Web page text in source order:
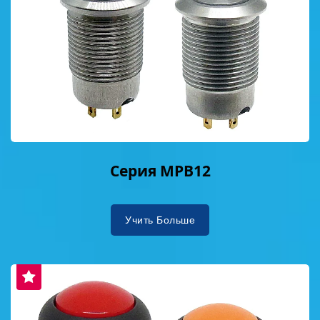
момента своего основания в 1997 году,
DAILYWELL Electronics стремится стать
мировым лидером в области переключателей.
Основатель, используя более 20 лет опыта в
НИОКР и производстве, развил
корпоративную культуру, сосредоточенную на
НИОКР и качестве. Председатель Йен Ли-Чен
качество на первом месте", стремясь к
высококачественные, эффективные и
индивидуальные решения. Слоган бренда:
DAILYWELL. Хотя они маленькие,
переключатели играют ключевую роль в
передаче энергии и поддержании порядка.
Серия MPB12
Учить Больше